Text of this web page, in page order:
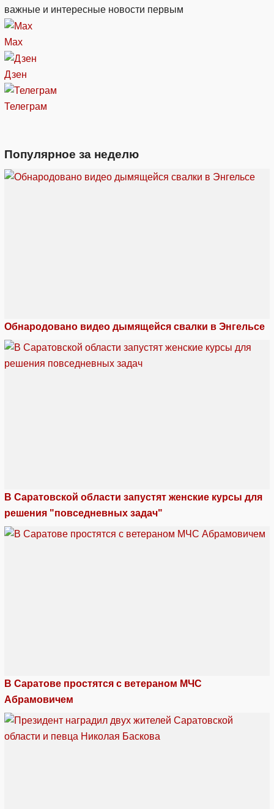
важные и интересные новости первым
Max
Дзен
Телеграм
Популярное за неделю
Обнародовано видео дымящейся свалки в Энгельсе
В Саратовской области запустят женские курсы для
решения "повседневных задач"
В Саратове простятся с ветераном МЧС
Абрамовичем